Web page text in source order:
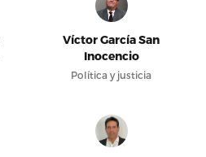
Víctor García San
Inocencio
Política y justicia